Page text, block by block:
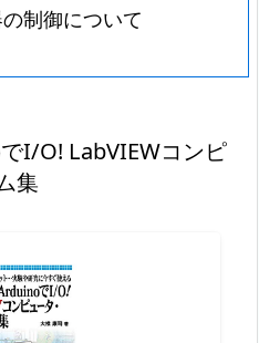
制御について
I/O! LabVIEWコンピ
集